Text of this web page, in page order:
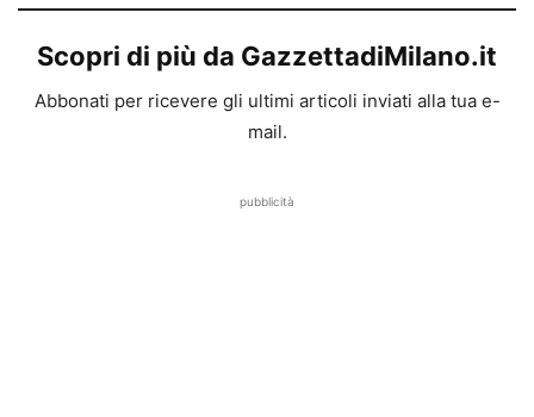
Scopri di più da GazzettadiMilano.it
Abbonati per ricevere gli ultimi articoli inviati alla tua e-
mail.
pubblicità